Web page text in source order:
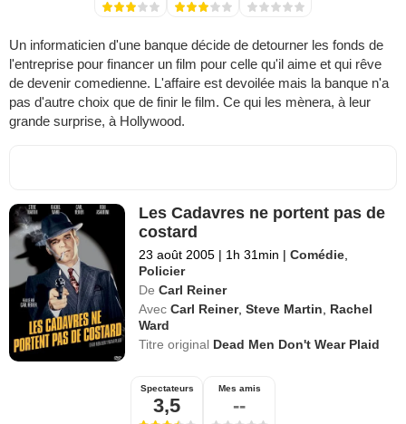
Un informaticien d'une banque décide de detourner les fonds de
l'entreprise pour financer un film pour celle qu'il aime et qui rêve
de devenir comedienne. L'affaire est devoilée mais la banque n'a
pas d'autre choix que de finir le film. Ce qui les mènera, à leur
grande surprise, à Hollywood.
Les Cadavres ne portent pas de
costard
23 août 2005 | 1h 31min | Comédie
Policier
De Carl Reiner
Avec Carl Reiner,Steve Martin
Rachel
Ward
Titre original Dead Men Don't Wear Plaid
Spectateurs
3,5
Mes amis
--